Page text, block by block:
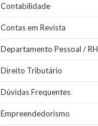
Contabilidade
Contas em Revista
Departamento Pessoal / RH
Direito Tributário
Dúvidas Frequentes
Empreendedorismo